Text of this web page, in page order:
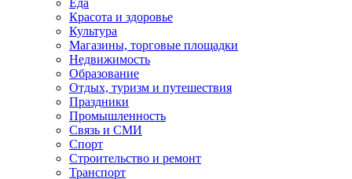
Еда
Красота и здоровье
Культура
Магазины, торговые площадки
Недвижимость
Образование
Отдых, туризм и путешествия
Праздники
Промышленность
Связь и СМИ
Спорт
Строительство и ремонт
Транспорт